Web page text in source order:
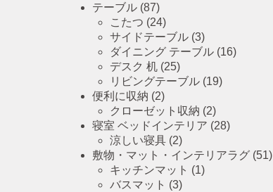
テーブル(87)
こたつ (24)
サイドテーブル(3)
ダイニング テーブル(16)
デスク 机(25)
リビングテーブル(19)
便利に収納 (2)
クローゼット収納 (2)
寝室 ベッドインテリア (28)
涼しい寝具(2)
敷物・マット・インテリアラグ(51)
キッチンマット (1)
バスマット (3)